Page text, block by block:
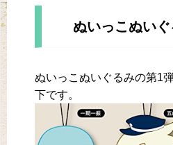
ぬいっこぬい
ぬいっこぬいぐるみの第1
下です。